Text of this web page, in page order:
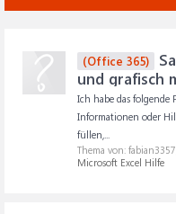
(Office 365)
und grafisch
Ich habe das
Informationen oder
füllen,...
Thema von:
Microsoft Excel Hilfe